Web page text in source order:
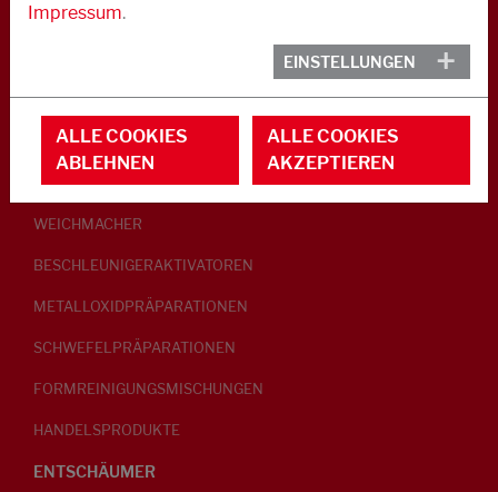
GLEITMITTEL
PEPTISATOREN
KLEBRIGMACHER / HOMOGENISATOREN
WEICHMACHER
BESCHLEUNIGERAKTIVATOREN
METALLOXIDPRÄPARATIONEN
SCHWEFELPRÄPARATIONEN
FORMREINIGUNGSMISCHUNGEN
HANDELSPRODUKTE
ENTSCHÄUMER
Impressum.
EINSTELLUNGEN
ALLE COOKIES
ABLEHNEN
ALLE COOKIES
AKZEPTIEREN